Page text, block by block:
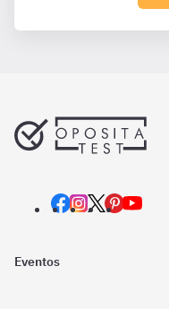
Eventos